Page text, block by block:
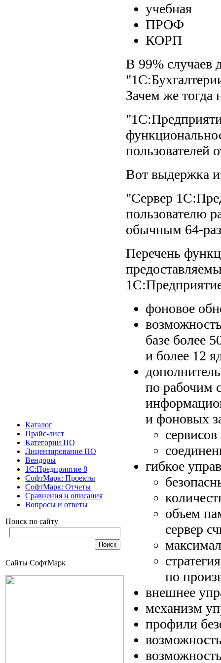
Каталог
Прайс-лист
Категории ПО
Лицензирование ПО
Вендоры
1С:Предприятие 8
СофтМарк: Проекты
СофтМарк: Отчеты
Сравнения и описания
Вопросы и ответы
Поиск по сайту
Сайты СофтМарк
учебная
ПРОФ
КОРП
В 99% случаев
Зачем же
пользователей
Вот выдержка
"Сервер
пользователю
обычным 64-
Перечень
фоновое
базе более
и более 12
по рабочим
и фоновых
сервисов
гибкое
объем
сервер
по
внешнее
механизм
профили